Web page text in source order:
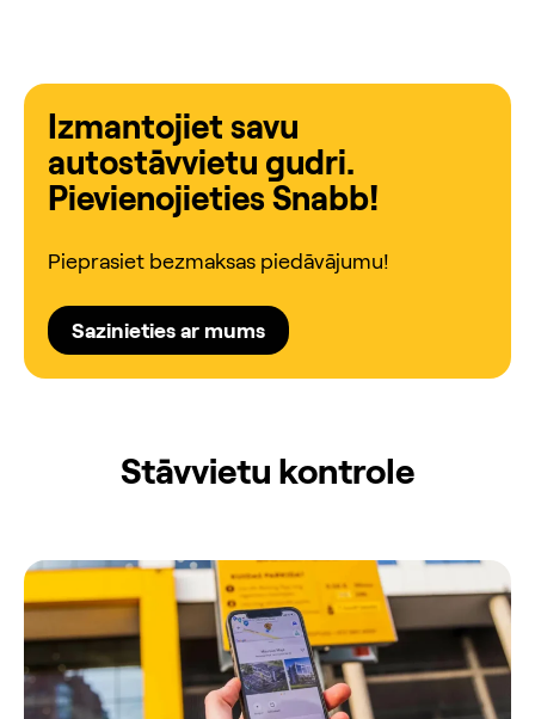
Izmantojiet savu
autostāvvietu gudri.
Pievienojieties Snabb!
Pieprasiet bezmaksas piedāvājumu!
Sazinieties ar mums
Stāvvietu kontrole